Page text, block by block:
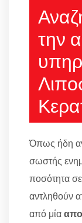
την
Όπως ήδη
σωστής
ποσότητα
αντληθούν
από μία